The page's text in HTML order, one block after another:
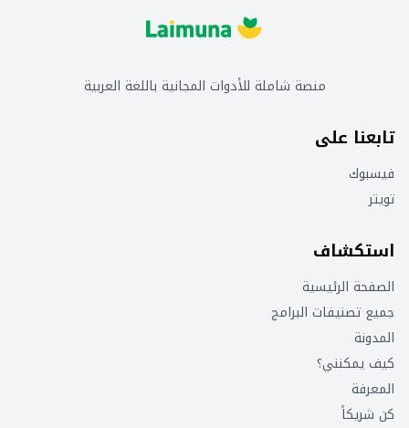
منصة شاملة للأدوات المجانية باللغة العربية
تابعنا على
فيسبوك
تويتر
استكشاف
الصفحة الرئيسية
جميع تصنيفات البرامج
المدونة
كيف يمكنني؟
المعرفة
كن شريكاً